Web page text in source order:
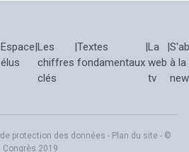
Espace
élus
|Les
chiffres
clés
|Textes
fondamentaux
|La
web
tv
|
à la
protection des données - Plan du site - ©
Congrès 2019